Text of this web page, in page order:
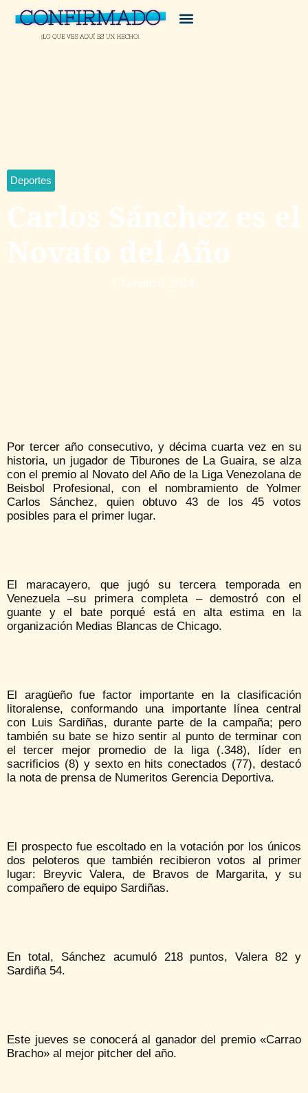
Deportes
Carlos Sánchez es el
Novato del Año
enero 8, 2014
Por tercer año consecutivo, y décima cuarta vez en su
historia, un jugador de Tiburones de La Guaira, se alza
con el premio al Novato del Año de la Liga Venezolana de
Beisbol Profesional, con el nombramiento de Yolmer
Carlos Sánchez, quien obtuvo 43 de los 45 votos
posibles para el primer lugar.
El maracayero, que jugó su tercera temporada en
Venezuela –su primera completa – demostró con el
guante y el bate porqué está en alta estima en la
organización Medias Blancas de Chicago.
El aragüeño fue factor importante en la clasificación
litoralense, conformando una importante línea central
con Luis Sardiñas, durante parte de la campaña; pero
también su bate se hizo sentir al punto de terminar con
el tercer mejor promedio de la liga (.348), líder en
sacrificios (8) y sexto en hits conectados (77), destacó
la nota de prensa de Numeritos Gerencia Deportiva.
El prospecto fue escoltado en la votación por los únicos
dos peloteros que también recibieron votos al primer
lugar: Breyvic Valera, de Bravos de Margarita, y su
compañero de equipo Sardiñas.
En total, Sánchez acumuló 218 puntos, Valera 82 y
Sardiña 54.
Este jueves se conocerá al ganador del premio «Carrao
Bracho» al mejor pitcher del año.